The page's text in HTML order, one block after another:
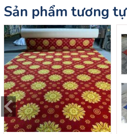
Sản phẩm tương tự